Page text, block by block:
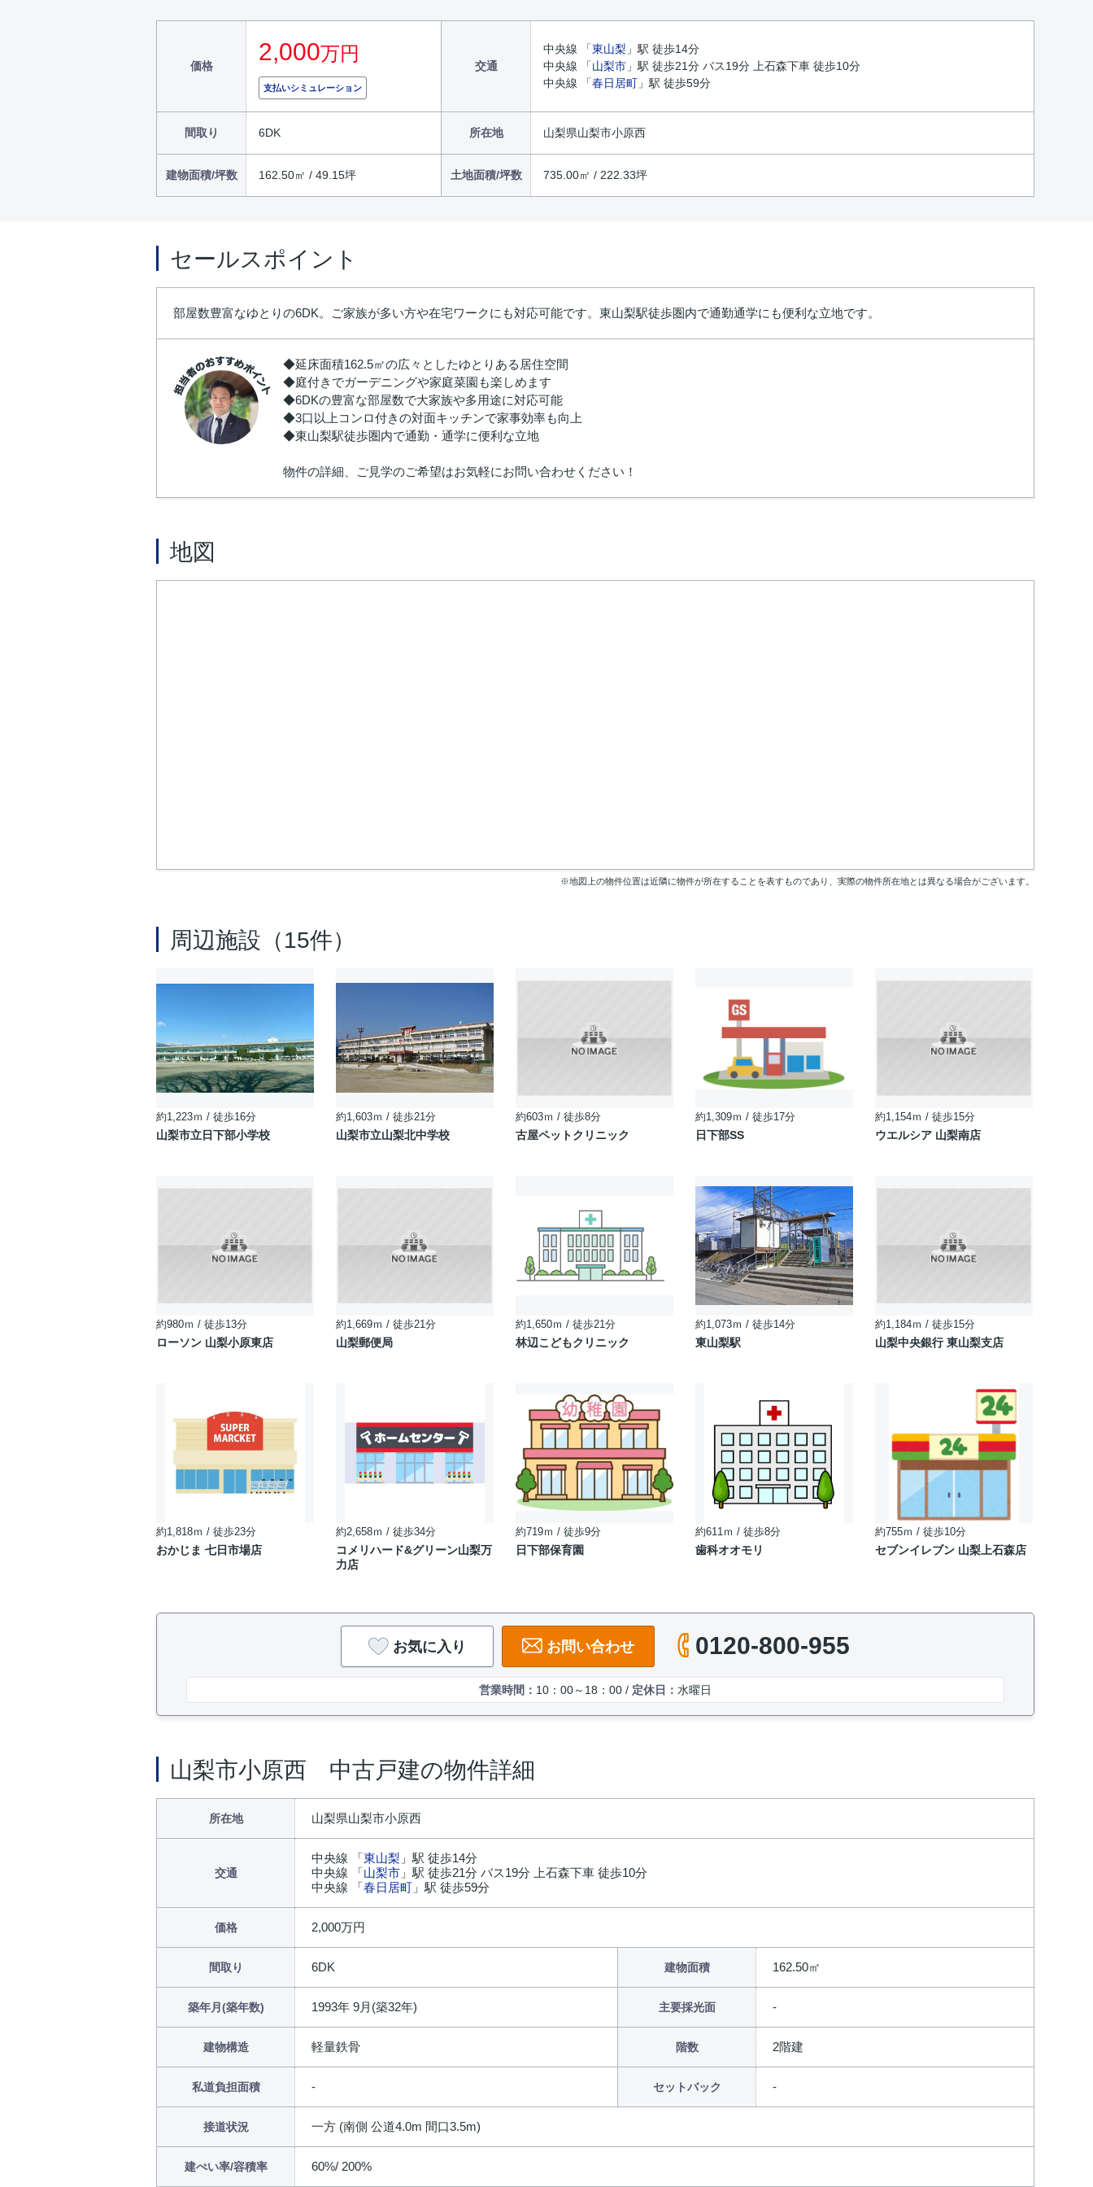
価格
2,000万円
支払いシミュレーション
交通
中央線 「東山梨 」駅 徒歩14分
中央線 「山梨市 」駅 徒歩21分 バス19分 上石森下車 徒歩10分
中央線 「春日居町 」駅 徒歩59分
間取り 6DK 所在地 山梨県山梨市小原西
建物面積/坪数 162.50㎡ / 49.15坪 土地面積/坪数 735.00㎡ / 222.33坪
セールスポイント
部屋数豊富なゆとりの6DK。ご家族が多い方や在宅ワークにも対応可能です。東山梨駅徒歩圏内で通勤通学にも便利な立地です。
◆延床面積162.5㎡の広々としたゆとりある居住空間
◆庭付きでガーデニングや家庭菜園も楽しめます
◆6DKの豊富な部屋数で大家族や多用途に対応可能
◆3口以上コンロ付きの対面キッチンで家事効率も向上
◆東山梨駅徒歩圏内で通勤・通学に便利な立地
物件の詳細、ご見学のご希望はお気軽にお問い合わせください！
地図
※地図上の物件位置は近隣に物件が所在することを表すものであり、実際の物件所在地とは異なる場合がございます。
周辺施設（15件）
約1,223ｍ / 徒歩16分
山梨市立日下部小学校
約1,603ｍ / 徒歩21分
山梨市立山梨北中学校
約603ｍ / 徒歩8分
古屋ペットクリニック
約1,309ｍ / 徒歩17分
日下部SS
約1,154ｍ / 徒歩15分
ウエルシア 山梨南店
約980ｍ / 徒歩13分
ローソン 山梨小原東店
約1,669ｍ / 徒歩21分
山梨郵便局
約1,650ｍ / 徒歩21分
林辺こどもクリニック
約1,073ｍ / 徒歩14分
東山梨駅
約1,184ｍ / 徒歩15分
山梨中央銀行 東山梨支店
約1,818ｍ / 徒歩23分
おかじま 七日市場店
約2,658ｍ / 徒歩34分
コメリハード&グリーン山梨万
力店
約719ｍ / 徒歩9分
日下部保育園
約611ｍ / 徒歩8分
歯科オオモリ
約755ｍ / 徒歩10分
セブンイレブン 山梨上石森店
お気に入り お問い合わせ 0120-800-955
営業時間： 10：00～18：00 / 定休日： 水曜日
山梨市小原西 中古戸建の物件詳細
所在地 山梨県山梨市小原西
交通
中央線 「東山梨 」駅 徒歩14分
中央線 「山梨市 」駅 徒歩21分 バス19分 上石森下車 徒歩10分
中央線 「春日居町 」駅 徒歩59分
価格 2,000万円
間取り 6DK 建物面積 162.50㎡
築年月(築年数) 1993年 9月(築32年) 主要採光面
建物構造 軽量鉄骨 階数 2階建
私道負担面積 セットバック
接道状況 一方 (南側 公道4.0m 間口3.5m)
建ぺい率/容積率 60%/ 200%